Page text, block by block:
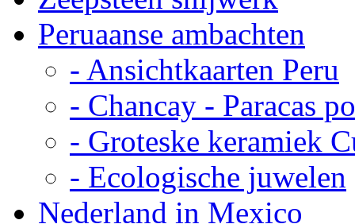
Peruaanse ambachten
- Ansichtkaarten Peru
- Chancay - Paracas
- Groteske keramiek
- Ecologische juwelen
Nederland in Mexico